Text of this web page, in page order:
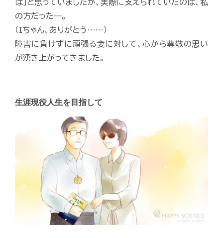
ば」と思っていましたが、実際に支えられていたのは、私
の方だった―。
（Iちゃん、ありがとう……）
障害に負けずに頑張る妻に対して、心から尊敬の思い
が湧き上がってきました。
生涯現役人生を目指して